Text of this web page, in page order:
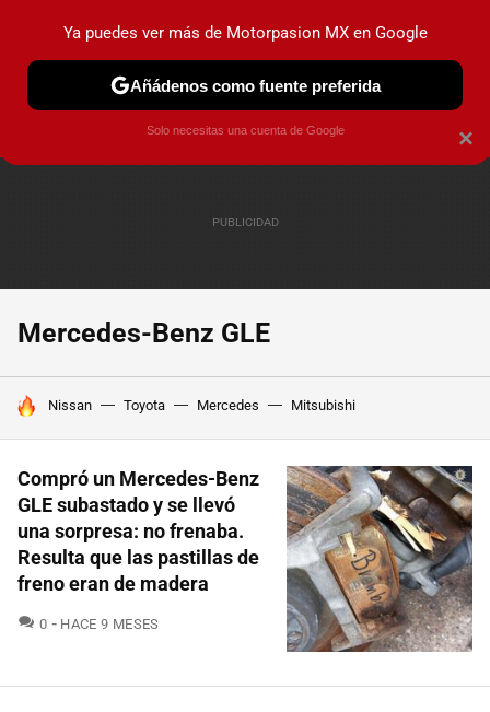
PRUEBAS INDUSTRIA HOY NO CIRCULA
Mercedes-Benz GLE
HOY SE HABLA DE
Nissan Toyota Mercedes Mitsubishi
Compró un Mercedes-Benz
GLE subastado y se llevó
una sorpresa: no frenaba.
Resulta que las pastillas de
freno eran de madera
0 COMENTARIOS
HACE 9 MESES
×
Ya puedes ver más de Motorpasion MX en Google
Añádenos como fuente preferida
Solo necesitas una cuenta de Google